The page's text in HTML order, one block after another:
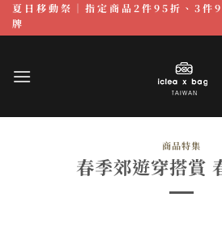
夏日移動祭｜指定商品2件95折、3件
牌
商品特集
春季郊遊穿搭賞